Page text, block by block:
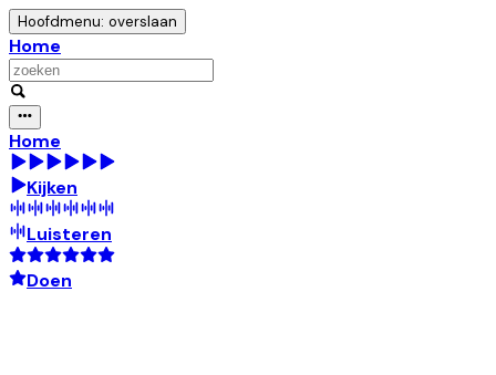
Hoofdmenu: overslaan
Home
Home
Kijken
Luisteren
Doen